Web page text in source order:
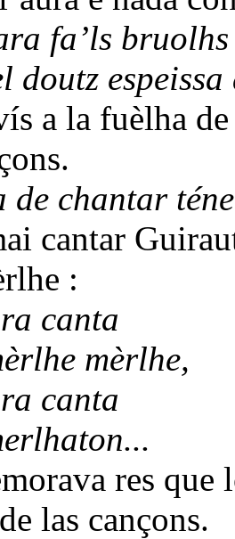
fa’ls
doutz
a la fuèlha
de chantar
cantar
:
canta
mèrlhe,
canta
res que
las cançons.